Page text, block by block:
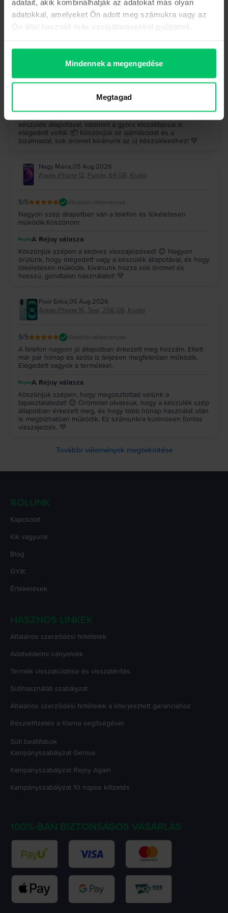
adatait, akik kombinálhatják az adatokat más olyan
adatokkal, amelyeket Ön adott meg számukra vagy az
Ön által használt más szolgáltatásokból gyűjtöttek.
Mindennek a megengedése
Megtagad
Hock József,05 Aug 2026
Samsung Galaxy S23 Ultra 5G Dual Sim, Graphite, 512 GB,
Kiváló
pontos, minden kifogástalanul működik, felülmúlta a
jár
készülék állapotával, valamint a gyors kiszállítással is
elégedett voltál. 📦 Köszönjük az ajánlásodat és a
bizalmadat, sok örömet kívánunk az új készülékedhez! 💚
Nagy Mária,05 Aug 2026
Apple iPhone 12, Purple, 64 GB, Kiváló
5/5 Vásárlói vélemények
Nagyon szép állapotban van a telefon és tökéletesen
működik.Köszönöm
A Rejoy válasza
Köszönjük szépen a kedves visszajelzésed! 😊 Nagyon
örülünk, hogy elégedett vagy a készülék állapotával, és hogy
tökéletesen működik. Kívánunk hozzá sok örömet és
hosszú, gondtalan használatot! 💚
Poór Erika,05 Aug 2026
Apple iPhone 16, Teal, 256 GB, Kiváló
5/5 Vásárlói vélemények
A telefon nagyon jó állapotban érkezett meg hozzám. Eltelt
már pár hónap és azóta is teljesen megfelelően működik.
Elégedett vagyok a termékkel.
A Rejoy válasza
Köszönjük szépen, hogy megosztottad velünk a
tapasztalatodat! 😊 Örömmel olvassuk, hogy a készülék szép
állapotban érkezett meg, és hogy több hónap használat után
is megbízhatóan működik. Ez számunkra különösen fontos
visszajelzés. 💚
További vélemények megtekintése
RÓLUNK
Kapcsolat
Kik vagyunk
Blog
GYIK
Értékelések
HASZNOS LINKEK
Általános szerződési feltételek
Adatvédelmi irányelvek
Termék visszaküldése és visszatérítés
Sütihasználati szabályzat
Általános szerződési feltételek a kiterjesztett garanciához
Részletfizetés a Klarna segítségével
Süti beállítások
Kampányszabályzat Genius
Kampányszabályzat Rejoy Again
Kampányszabályzat 10 napos kifizetés
100%-BAN BIZTONSÁGOS VÁSÁRLÁS